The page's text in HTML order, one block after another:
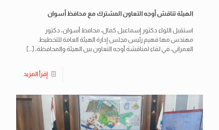
الهيئة تناقش أوجه التعاون المشترك مع محافظ أسوان
استقبل اللواء دكتور إسماعيل كمال، محافظ أسوان، دكتور
مهندس مها فهيم رئيس مجلس إدارة الهيئة العامة للتخطيط
العمراني، في لقاء لمناقشة أوجه التعاون بين الهيئة والمحافظة، […]
إقرأ المزيد